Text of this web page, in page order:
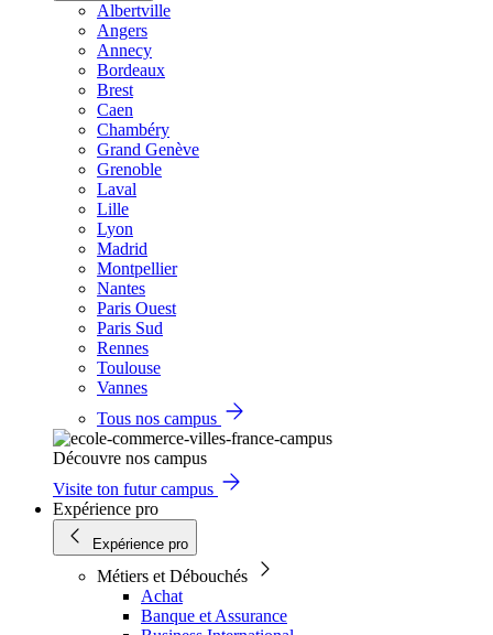
Albertville
Angers
Annecy
Bordeaux
Brest
Caen
Chambéry
Grand Genève
Grenoble
Laval
Lille
Lyon
Madrid
Montpellier
Nantes
Paris Ouest
Paris Sud
Rennes
Toulouse
Vannes
Tous nos campus
Découvre nos campus
Visite ton futur campus
Expérience pro
Expérience pro
Métiers et Débouchés
Achat
Banque et Assurance